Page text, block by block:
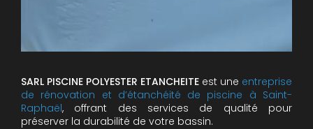
SARL PISCINE POLYESTER ETANCHEITE est une entreprise
de rénovation et d’étanchéité de piscine à Saint-
Raphaël, offrant des services de qualité pour
préserver la durabilité de votre bassin.